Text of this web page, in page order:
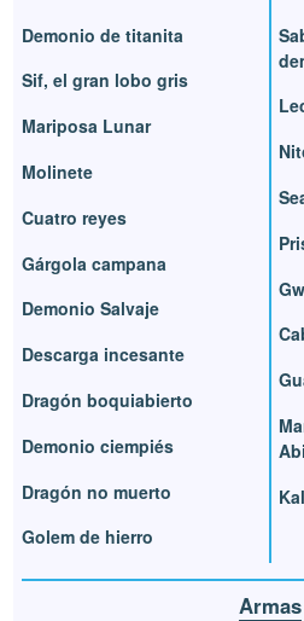
Demonio de titanita
Sif, el gran lobo gris
Mariposa Lunar
Molinete
Cuatro reyes
Gárgola campana
Demonio Salvaje
Descarga incesante
Dragón boquiabierto
Demonio ciempiés
Dragón no muerto
Golem de hierro
Armas